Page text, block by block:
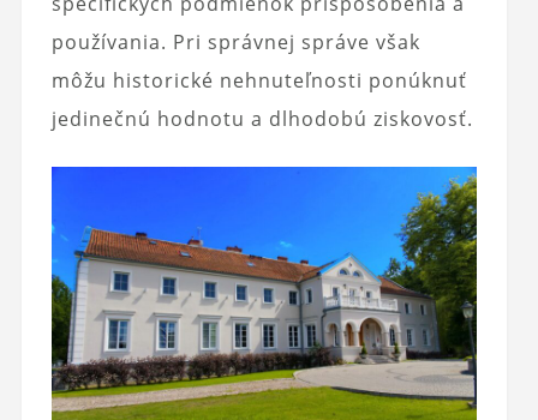
používania. Pri správnej správe však
môžu historické nehnuteľnosti ponúknuť
jedinečnú hodnotu a dlhodobú ziskovosť.